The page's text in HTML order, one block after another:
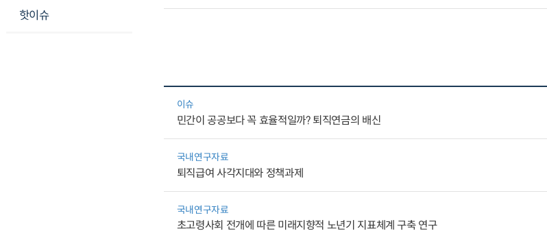
핫이슈
이슈
민간이 공공보다 꼭 효율적일까? 퇴직연금의 배신
국내연구자료
퇴직급여 사각지대와 정책과제
국내연구자료
초고령사회 전개에 따른 미래지향적 노년기 지표체계 구축 연구